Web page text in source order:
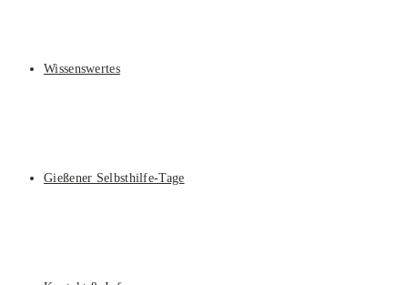
Wissenswertes
Gießener Selbsthilfe-Tage